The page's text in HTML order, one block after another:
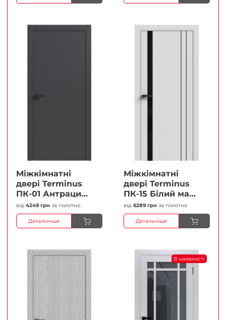
Міжкімнатні
двері Terminus
ПК-01 Антрацит
(п/п) Глухі
Плівка
від 4249 грн за полотно
Детальніше
Міжкімнатні
двері Terminus
ПК-15 Білий мат
(Термінус) Чорне
скло Плівка
від 6289 грн за полотно
Детальніше
В наявності